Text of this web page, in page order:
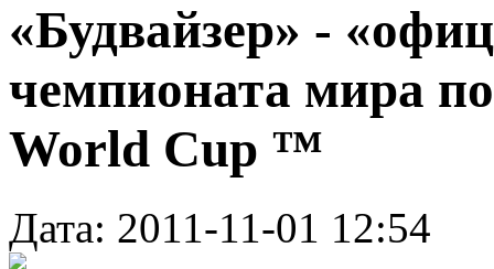
«Будвайзер» -
чемпионата мира
World Cup ™
Дата: 2011-11-01 12:54